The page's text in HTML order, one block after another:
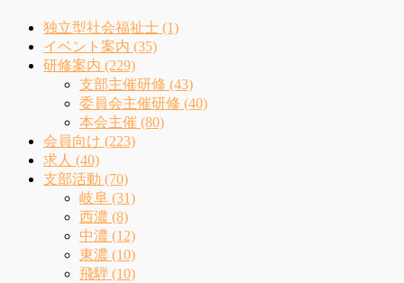
独立型社会福祉士 (1)
イベント案内 (35)
研修案内 (229)
支部主催研修 (43)
委員会主催研修 (40)
本会主催 (80)
会員向け (223)
求人 (40)
支部活動 (70)
岐阜 (31)
西濃 (8)
中濃 (12)
東濃 (10)
飛騨 (10)